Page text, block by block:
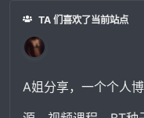
TA 们喜欢了当前站点
A姐分享，一个个人